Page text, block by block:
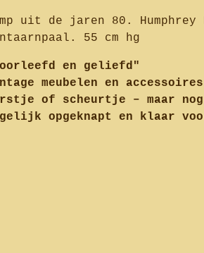
uit de jaren 80. Humphrey
55 cm hg
en geliefd"
meubelen en
of scheurtje – maar
opgeknapt en klaar